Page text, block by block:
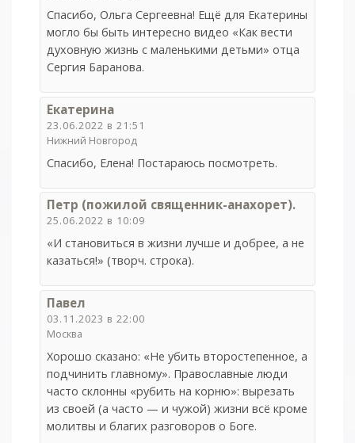
Спасибо, Ольга Сергеевна! Ещё для Екатерины
могло бы быть интересно видео «Как вести
духовную жизнь с маленькими детьми» отца
Сергия Баранова.
Екатерина
23.06.2022 в 21:51
Нижний Новгород
Спасибо, Елена! Постараюсь посмотреть.
Петр (пожилой священник-анахорет).
25.06.2022 в 10:09
«И становиться в жизни лучше и добрее, а не
казаться!» (творч. строка).
Павел
03.11.2023 в 22:00
Москва
Хорошо сказано: «Не убить второстепенное, а
подчинить главному». Православные люди
часто склонны «рубить на корню»: вырезать
из своей (а часто — и чужой) жизни всё кроме
молитвы и благих разговоров о Боге.